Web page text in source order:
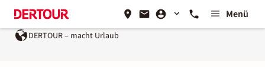
Menü
Urlaub Ein Unternehmen der